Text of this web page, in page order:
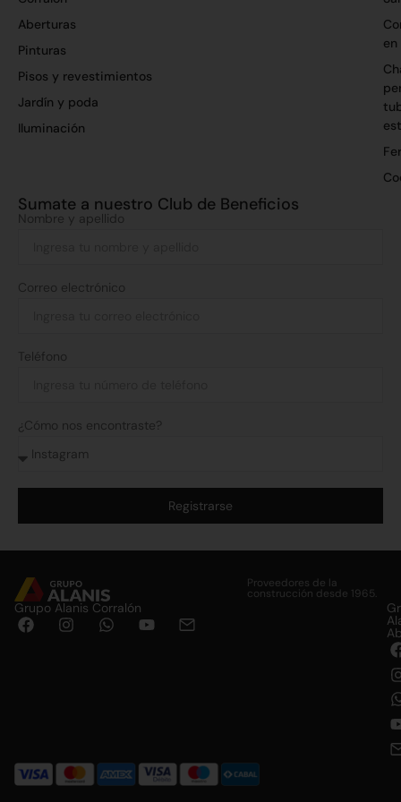
Aberturas
Pinturas
Pisos y revestimientos
Jardín y poda
Iluminación
en
Sumate a nuestro Club de Beneficios
Nombre y apellido
Correo electrónico
Teléfono
¿Cómo nos encontraste?
Registrarse
Proveedores de la
construcción desde 1965.
Grupo Alanis Corralón